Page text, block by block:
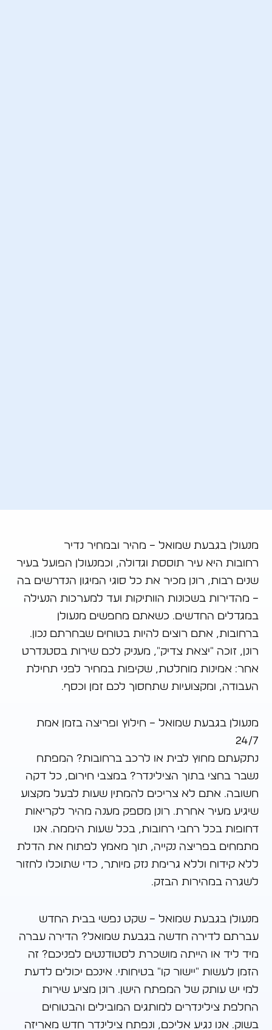
מנעולן בגבעת שמואל – מהיר ובמחיר נדיר
רחובות היא עיר תוססת וגדולה, וכמנעולן הפועל בעיר
שנים רבות, רונן מכיר את כל סוגי המיגון הנדרשים בה
– מהדירות בשכונות הוותיקות ועד למערכות הנעילה
במגדלים החדשים. כשאתם מחפשים מנעולן
ברחובות, אתם רוצים להיות בטוחים שבחרתם נכון.
רונן, זוכה "יצאת צדיק", מעניק לכם שירות בסטנדרט
אחר: אמינות מוחלטת, שקיפות במחיר לפני תחילת
העבודה, ומקצועיות שתחסוך לכם זמן וכסף.
מנעולן בגבעת שמואל – חילוץ ופריצה בזמן אמת
24/7
נתקעתם מחוץ לבית או לרכב ברחובות? המפתח
נשבר בחצי בתוך הצילינדר? במצבי חירום, כל דקה
חשובה. אתם לא צריכים להמתין שעות לבעל מקצוע
שיגיע מעיר אחרת. רונן מספק מענה מהיר לקריאות
דחופות בכל רחבי רחובות, בכל שעות היממה. אנו
מתמחים בפריצה נקייה, תוך מאמץ לפתוח את הדלת
ללא קידוח וללא גרימת נזק מיותר, כדי שתוכלו לחזור
לשגרה במהירות הבזק.
מנעולן בגבעת שמואל – שקט נפשי בבית החדש
עברתם לדירה חדשה בגבעת שמואל? הדירה עברה
מיד ליד או הייתה מושכרת לסטודנטים לפניכם? זה
הזמן לעשות "יישור קו" בטיחותי. אינכם יכולים לדעת
למי יש עותק של המפתח הישן. רונן מציע שירות
החלפת צילינדרים למותגים המובילים והבטוחים
בשוק. אנו נגיע אליכם, ונפתח צילינדר חדש מאריזה